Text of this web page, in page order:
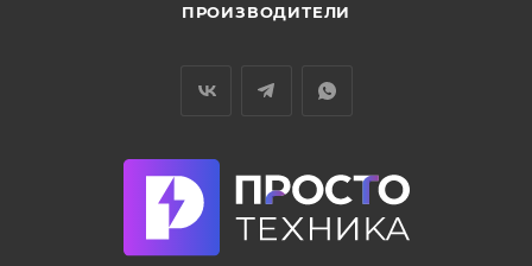
ПРОИЗВОДИТЕЛИ